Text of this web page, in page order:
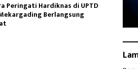
Peringati Hardiknas di UPTD
Berlangsung